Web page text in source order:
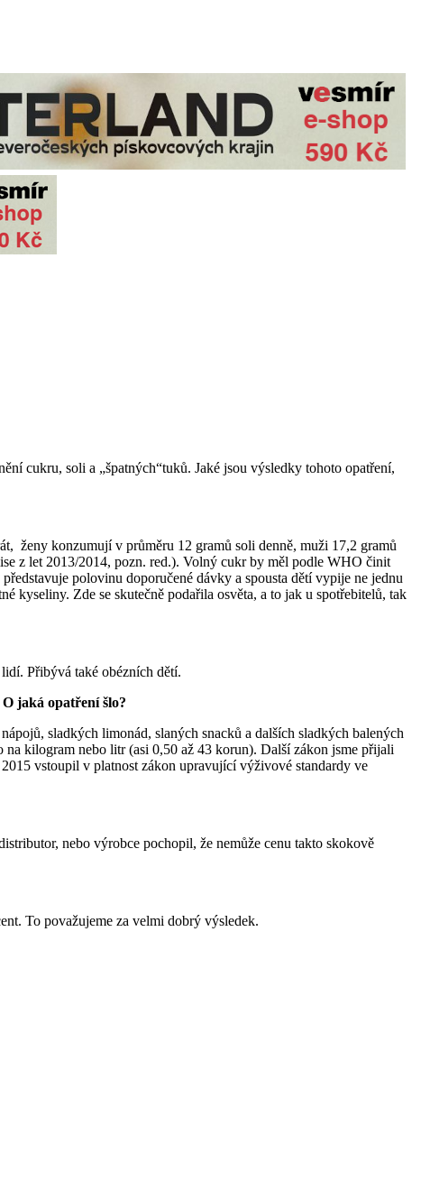
cukru, soli a „špatných“tuků. Jaké jsou výsledky tohoto opatření,
ženy konzumují v průměru 12 gramů soli denně, muži 17,2 gramů
z let 2013/2014, pozn. red.). Volný cukr by měl podle WHO činit
polovinu doporučené dávky a spousta dětí vypije ne jednu
kyseliny. Zde se skutečně podařila osvěta, a to jak u spotřebitelů, tak
Přibývá také obézních dětí.
jaká opatření šlo?
sladkých limonád, slaných snacků a dalších sladkých balených
kilogram nebo litr (asi 0,50 až 43 korun). Další zákon jsme přijali
vstoupil v platnost zákon upravující výživové standardy ve
nebo výrobce pochopil, že nemůže cenu takto skokově
To považujeme za velmi dobrý výsledek.